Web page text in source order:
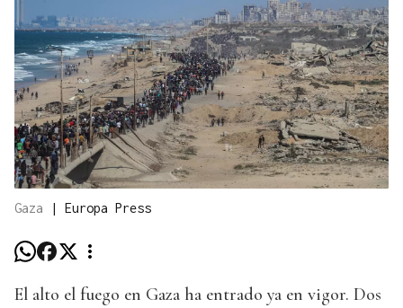
Gaza | Europa Press
El alto el fuego en Gaza ha entrado ya en vigor. Dos